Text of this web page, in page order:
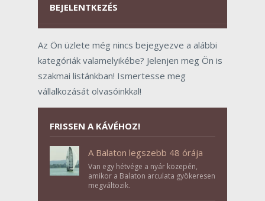
BEJELENTKEZÉS
Az Ön üzlete még nincs bejegyezve a alábbi
kategóriák valamelyikébe? Jelenjen meg Ön is
szakmai listánkban! Ismertesse meg
vállalkozását olvasóinkkal!
FRISSEN A KÁVÉHOZ!
A Balaton legszebb 48 órája
Van egy hétvége a nyár közepén,
amikor a Balaton arculata gyökeresen
megváltozik.